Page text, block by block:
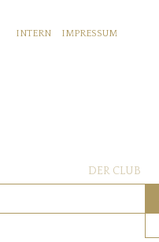
INTERN IMPRESSUM
DER CLUB